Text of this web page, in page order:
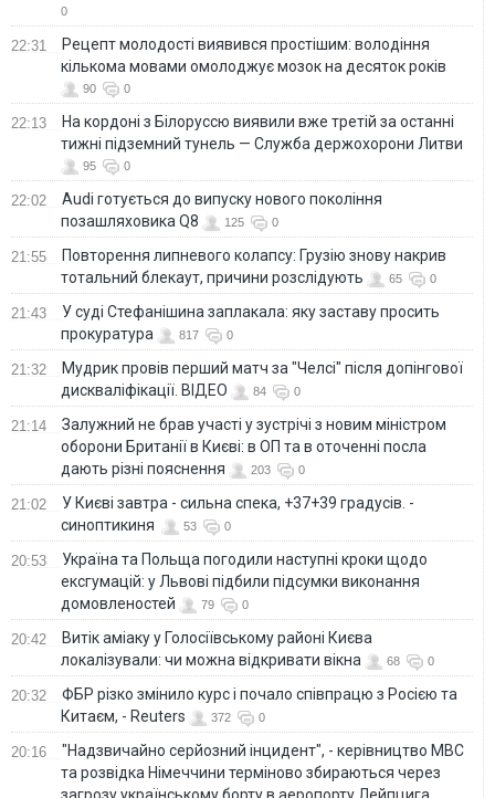
0
22:31
Рецепт молодості виявився простішим: володіння
кількома мовами омолоджує мозок на десяток років
90 0
22:13
На кордоні з Білоруссю виявили вже третій за останні
тижні підземний тунель — Служба держохорони Литви
95 0
22:02
Audi готується до випуску нового покоління
позашляховика Q8
125 0
21:55
Повторення липневого колапсу: Грузію знову накрив
тотальний блекаут, причини розслідують
65 0
21:43
У суді Стефанішина заплакала: яку заставу просить
прокуратура
817 0
21:32
Мудрик провів перший матч за "Челсі" після допінгової
дискваліфікації. ВІДЕО
84 0
21:14
Залужний не брав участі у зустрічі з новим міністром
оборони Британії в Києві: в ОП та в оточенні посла
дають різні пояснення
203 0
21:02
У Києві завтра - сильна спека, +37+39 градусів. -
синоптикиня
53 0
20:53
Україна та Польща погодили наступні кроки щодо
ексгумацій: у Львові підбили підсумки виконання
домовленостей
79 0
20:42
Витік аміаку у Голосіївському районі Києва
локалізували: чи можна відкривати вікна
68 0
20:32
ФБР різко змінило курс і почало співпрацю з Росією та
Китаєм, - Reuters
372 0
20:16
"Надзвичайно серйозний інцидент", - керівництво МВС
та розвідка Німеччини терміново збираються через